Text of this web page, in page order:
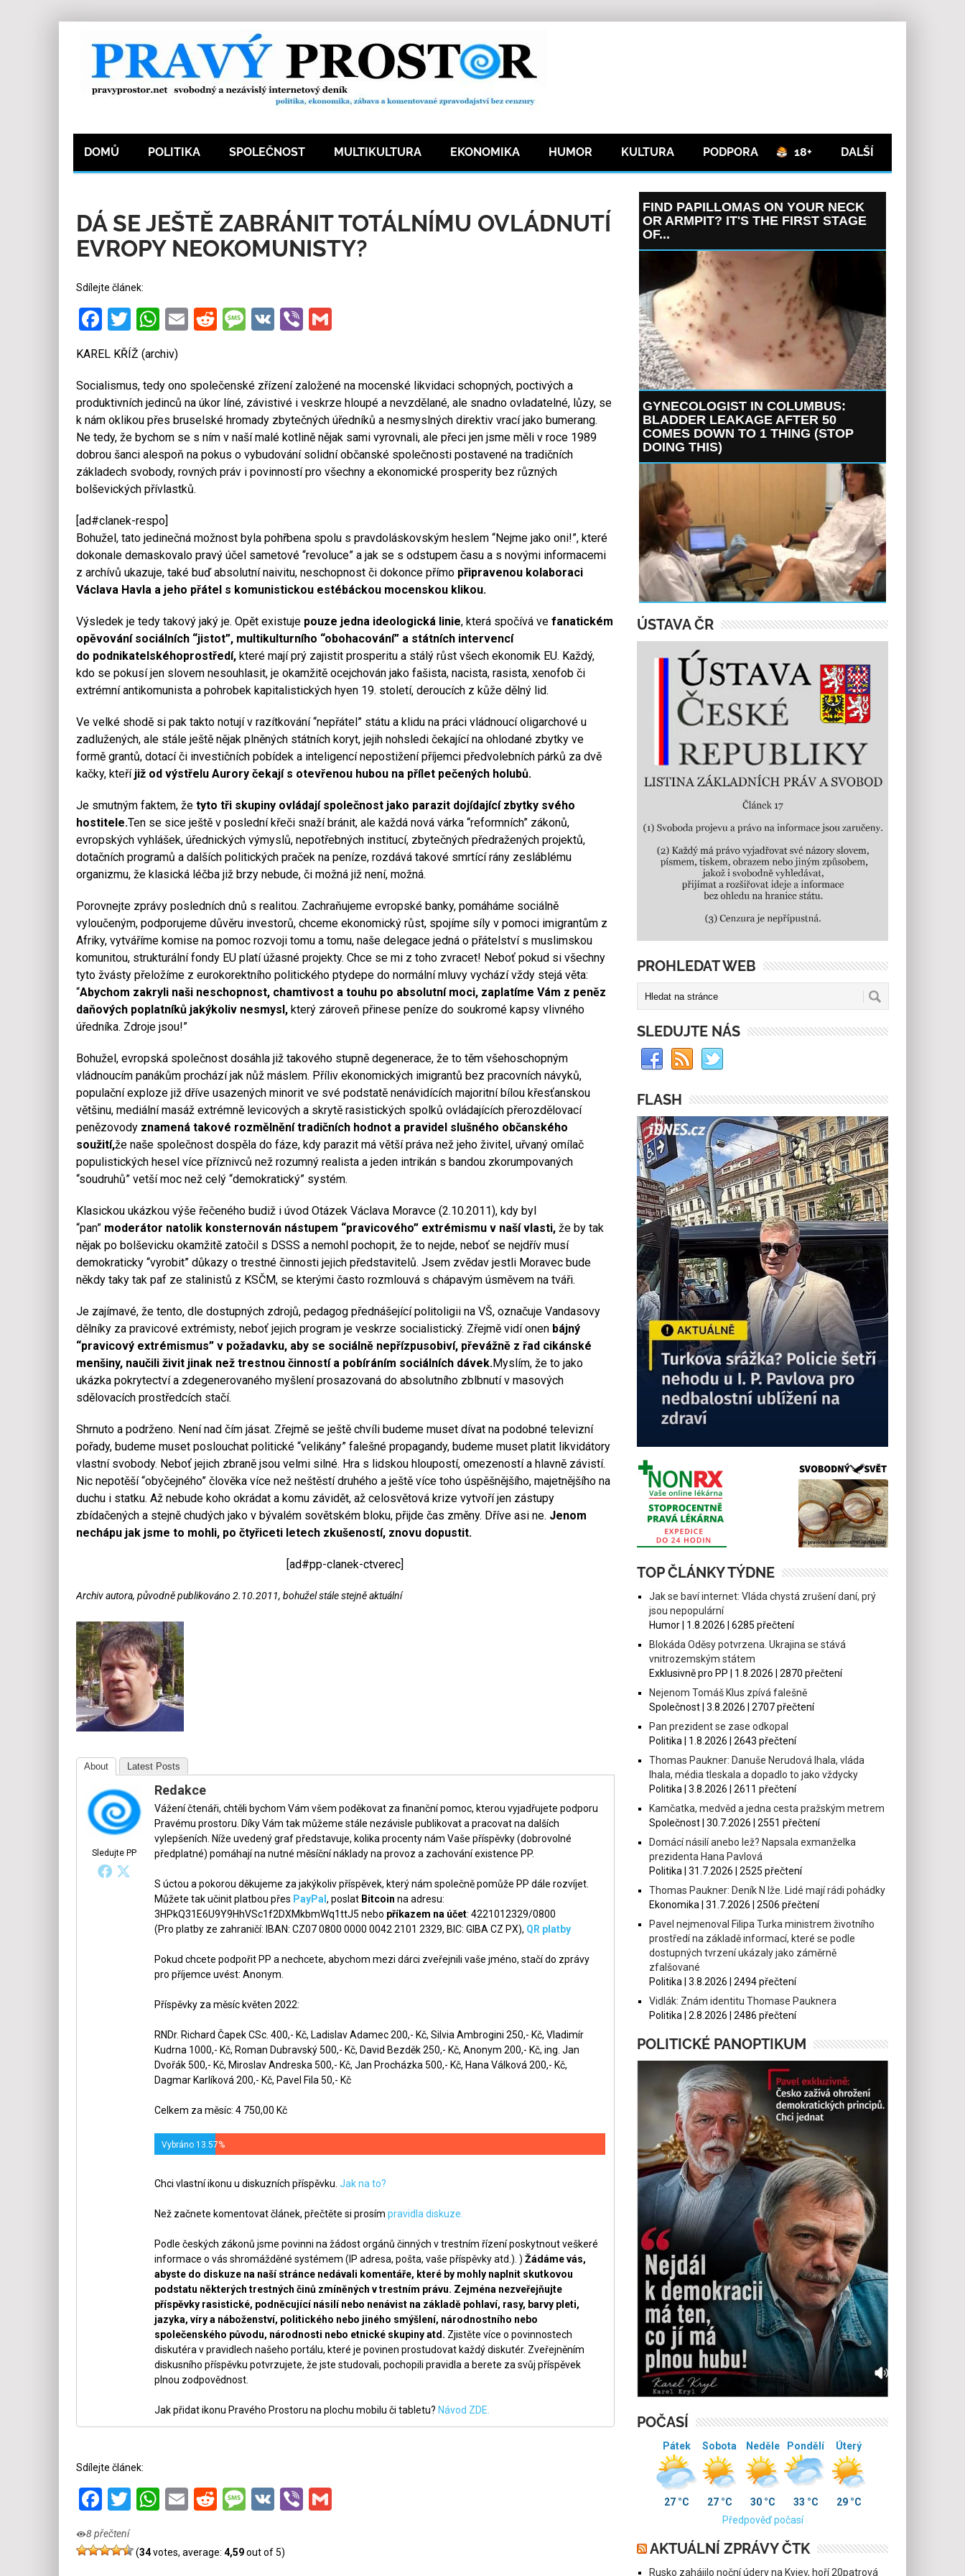
DOMŮ POLITIKA SPOLEČNOST MULTIKULTURA EKONOMIKA HUMOR KULTURA PODPORA 18+ DALŠÍ
DÁ SE JEŠTĚ ZABRÁNIT TOTÁLNÍMU OVLÁDNUTÍ
EVROPY NEOKOMUNISTY?
Sdílejte článek:
Facebook
Twitter
WhatsApp
EmailRedditMessage
VKViberGmail
KAREL KŘÍŽ (archiv)
Socialismus, tedy ono společenské zřízení založené na mocenské likvidaci schopných, poctivých a
produktivních jedinců na úkor líné, závistivé i veskrze hloupé a nevzdělané, ale snadno ovladatelné, lůzy, se
k nám oklikou přes bruselské hromady zbytečných úředníků a nesmyslných direktiv vrací jako bumerang.
Ne tedy, že bychom se s ním v naší malé kotlině nějak sami vyrovnali, ale přeci jen jsme měli v roce 1989
dobrou šanci alespoň na pokus o vybudování solidní občanské společnosti postavené na tradičních
základech svobody, rovných práv i povinností pro všechny a ekonomické prosperity bez různých
bolševických přívlastků.
[ad#clanek-respo]
Bohužel, tato jedinečná možnost byla pohřbena spolu s pravdoláskovským heslem “Nejme jako oni!”, které
dokonale demaskovalo pravý účel sametové “revoluce” a jak se s odstupem času a s novými informacemi
z archívů ukazuje, také buď absolutní naivitu, neschopnost či dokonce přímo připravenou kolaboraci
Václava Havla a jeho přátel s komunistickou estébáckou mocenskou klikou.
Výsledek je tedy takový jaký je. Opět existuje pouze jedna ideologická linie, která spočívá ve fanatickém
opěvování sociálních “jistot”, multikulturního “obohacování” a státních intervencí
do podnikatelskéhoprostředí, které mají prý zajistit prosperitu a stálý růst všech ekonomik EU. Každý,
kdo se pokusí jen slovem nesouhlasit, je okamžitě ocejchován jako fašista, nacista, rasista, xenofob či
extrémní antikomunista a pohrobek kapitalistických hyen 19. století, deroucích z kůže dělný lid.
Ve velké shodě si pak takto notují v razítkování “nepřátel” státu a klidu na práci vládnoucí oligarchové u
zadlužených, ale stále ještě nějak plněných státních koryt, jejih nohsledi čekající na ohlodané zbytky ve
formě grantů, dotací či investičních pobídek a inteligencí nepostižení příjemci předvolebních párků za dvě
kačky, kteří již od výstřelu Aurory čekají s otevřenou hubou na přílet pečených holubů.
Je smutným faktem, že tyto tři skupiny ovládají společnost jako parazit dojídající zbytky svého
hostitele.Ten se sice ještě v poslední křeči snaží bránit, ale každá nová várka “reformních” zákonů,
evropských vyhlášek, úřednických výmyslů, nepotřebných institucí, zbytečných předražených projektů,
dotačních programů a dalších politických praček na peníze, rozdává takové smrtící rány zesláblému
organizmu, že klasická léčba již brzy nebude, či možná již není, možná.
Porovnejte zprávy posledních dnů s realitou. Zachraňujeme evropské banky, pomáháme sociálně
vyloučeným, podporujeme důvěru investorů, chceme ekonomický růst, spojíme síly v pomoci imigrantům z
Afriky, vytváříme komise na pomoc rozvoji tomu a tomu, naše delegace jedná o přátelství s muslimskou
komunitou, strukturální fondy EU platí úžasné projekty. Chce se mi z toho zvracet! Neboť pokud si všechny
tyto žvásty přeložíme z eurokorektního politického ptydepe do normální mluvy vychází vždy stejá věta:
“Abychom zakryli naši neschopnost, chamtivost a touhu po absolutní moci, zaplatíme Vám z peněz
daňových poplatníků jakýkoliv nesmysl, který zároveň přinese peníze do soukromé kapsy vlivného
úředníka. Zdroje jsou!”
Bohužel, evropská společnost dosáhla již takového stupně degenerace, že to těm všehoschopným
vládnoucím panákům prochází jak nůž máslem. Příliv ekonomických imigrantů bez pracovních návyků,
populační exploze již dříve usazených minorit ve své podstatě nenávidících majoritní bílou křesťanskou
většinu, mediální masáž extrémně levicových a skrytě rasistických spolků ovládajících přerozdělovací
penězovody znamená takové rozmělnění tradičních hodnot a pravidel slušného občanského
soužití,že naše společnost dospěla do fáze, kdy parazit má větší práva než jeho živitel, uřvaný omílač
populistických hesel více příznivců než rozumný realista a jeden intrikán s bandou zkorumpovaných
“soudruhů” vetší moc než celý “demokratický” systém.
Klasickou ukázkou výše řečeného budiž i úvod Otázek Václava Moravce (2.10.2011), kdy byl
“pan” moderátor natolik konsternován nástupem “pravicového” extrémismu v naší vlasti, že by tak
nějak po bolševicku okamžitě zatočil s DSSS a nemohl pochopit, že to nejde, neboť se nejdřív musí
demokraticky “vyrobit” důkazy o trestné činnosti jejich představitelů. Jsem zvědav jestli Moravec bude
někdy taky tak paf ze stalinistů z KSČM, se kterými často rozmlouvá s chápavým úsměvem na tváři.
Je zajímavé, že tento, dle dostupných zdrojů, pedagog přednášející politoligii na VŠ, označuje Vandasovy
dělníky za pravicové extrémisty, neboť jejich program je veskrze socialistický. Zřejmě vidí onen bájný
“pravicový extrémismus” v požadavku, aby se sociálně nepřízpusobiví, převážně z řad cikánské
menšiny, naučili živit jinak než trestnou činností a pobíráním sociálních dávek.Myslím, že to jako
ukázka pokrytectví a zdegenerovaného myšlení prosazovaná do absolutního zblbnutí v masových
sdělovacích prostředcích stačí.
Shrnuto a podrženo. Není nad čím jásat. Zřejmě se ještě chvíli budeme muset dívat na podobné televizní
pořady, budeme muset poslouchat politické “velikány” falešné propagandy, budeme muset platit likvidátory
vlastní svobody. Neboť jejich zbraně jsou velmi silné. Hra s lidskou hloupostí, omezeností a hlavně závistí.
Nic nepotěší “obyčejného” člověka více než neštěstí druhého a ještě více toho úspěšnějšího, majetnějšího na
duchu i statku. Až nebude koho okrádat a komu závidět, až celosvětová krize vytvoří jen zástupy
zbídačených a stejně chudých jako v bývalém sovětském bloku, přijde čas změny. Dříve asi ne. Jenom
nechápu jak jsme to mohli, po čtyřiceti letech zkušeností, znovu dopustit.
[ad#pp-clanek-ctverec]
Archiv autora, původně publikováno 2.10.2011, bohužel stále stejně aktuální
About Latest Posts
Sledujte PP
Redakce
Vážení čtenáři, chtěli bychom Vám všem poděkovat za finanční pomoc, kterou vyjadřujete podporu
Pravému prostoru. Díky Vám tak můžeme stále nezávisle publikovat a pracovat na dalších
vylepšeních. Níže uvedený graf představuje, kolika procenty nám Vaše příspěvky (dobrovolné
předplatné) pomáhají na nutné měsíční náklady na provoz a zachování existence PP.
S úctou a pokorou děkujeme za jakýkoliv příspěvek, který nám společně pomůže PP dále rozvíjet.
Můžete tak učinit platbou přes PayPal , poslat Bitcoin na adresu:
3HPkQ31E6U9Y9HhVSc1f2DXMkbmWq1ttJ5 nebo příkazem na účet: 4221012329/0800
(Pro platby ze zahraničí: IBAN: CZ07 0800 0000 0042 2101 2329, BIC: GIBA CZ PX), QR platby
Pokud chcete podpořit PP a nechcete, abychom mezi dárci zveřejnili vaše jméno, stačí do zprávy
pro příjemce uvést: Anonym.
Příspěvky za měsíc květen 2022:
RNDr. Richard Čapek CSc. 400,- Kč, Ladislav Adamec 200,- Kč, Silvia Ambrogini 250,- Kč, Vladimír
Kudrna 1000,- Kč, Roman Dubravský 500,- Kč, David Bezděk 250,- Kč, Anonym 200,- Kč, ing. Jan
Dvořák 500,- Kč, Miroslav Andreska 500,- Kč, Jan Procházka 500,- Kč, Hana Válková 200,- Kč,
Dagmar Karlíková 200,- Kč, Pavel Fila 50,- Kč
Celkem za měsíc: 4 750,00 Kč
Vybráno 13.57%
Chci vlastní ikonu u diskuzních příspěvku. Jak na to?
Než začnete komentovat článek, přečtěte si prosím pravidla diskuze.
Podle českých zákonů jsme povinni na žádost orgánů činných v trestním řízení poskytnout veškeré
informace o vás shromážděné systémem (IP adresa, pošta, vaše příspěvky atd.). ) Žádáme vás,
abyste do diskuze na naší stránce nedávali komentáře, které by mohly naplnit skutkovou
podstatu některých trestných činů zmíněných v trestním právu. Zejména nezveřejňujte
příspěvky rasistické, podněcující násilí nebo nenávist na základě pohlaví, rasy, barvy pleti,
jazyka, víry a náboženství, politického nebo jiného smýšlení, národnostního nebo
společenského původu, národnosti nebo etnické skupiny atd. Zjistěte více o povinnostech
diskutéra v pravidlech našeho portálu, které je povinen prostudovat každý diskutér. Zveřejněním
diskusního příspěvku potvrzujete, že jste studovali, pochopili pravidla a berete za svůj příspěvek
plnou zodpovědnost.
Jak přidat ikonu Pravého Prostoru na plochu mobilu či tabletu? Návod ZDE.
Sdílejte článek:
Facebook
Twitter
WhatsApp
EmailRedditMessage
VKViberGmail
8 přečtení
(34votes, average: 4,59out of 5)
FIND PAPILLOMAS ON YOUR NECK
OR ARMPIT? IT'S THE FIRST STAGE
OF...
GYNECOLOGIST IN COLUMBUS:
BLADDER LEAKAGE AFTER 50
COMES DOWN TO 1 THING (STOP
DOING THIS)
ÚSTAVA ČR
PROHLEDAT WEB
SLEDUJTE NÁS
FLASH
TOP ČLÁNKY TÝDNE
Jak se baví internet: Vláda chystá zrušení daní, prý
jsou nepopulární
Humor | 1.8.2026 | 6285 přečtení
Blokáda Oděsy potvrzena. Ukrajina se stává
vnitrozemským státem
Exklusivně pro PP | 1.8.2026 | 2870 přečtení
Nejenom Tomáš Klus zpívá falešně
Společnost | 3.8.2026 | 2707 přečtení
Pan prezident se zase odkopal
Politika | 1.8.2026 | 2643 přečtení
Thomas Paukner: Danuše Nerudová lhala, vláda
lhala, média tleskala a dopadlo to jako vždycky
Politika | 3.8.2026 | 2611 přečtení
Kamčatka, medvěd a jedna cesta pražským metrem
Společnost | 30.7.2026 | 2551 přečtení
Domácí násilí anebo lež? Napsala exmanželka
prezidenta Hana Pavlová
Politika | 31.7.2026 | 2525 přečtení
Thomas Paukner: Deník N lže. Lidé mají rádi pohádky
Ekonomika | 31.7.2026 | 2506 přečtení
Pavel nejmenoval Filipa Turka ministrem životního
prostředí na základě informací, které se podle
dostupných tvrzení ukázaly jako záměrně
zfalšované
Politika | 3.8.2026 | 2494 přečtení
Vidlák: Znám identitu Thomase Pauknera
Politika | 2.8.2026 | 2486 přečtení
POLITICKÉ PANOPTIKUM
POČASÍ
Pátek
27 °C
Sobota
27 °C
Neděle
30 °C
Pondělí
33 °C
Úterý
29 °C
Předpověď počasí
AKTUÁLNÍ ZPRÁVY ČTK
Rusko zahájilo noční údery na Kyjev, hoří 20patrová